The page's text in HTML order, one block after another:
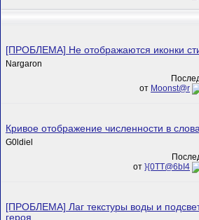
[ПРОБЛЕМА] Не отображаются иконки
Nargaron
от Mооnst@r
Кривое отображение численности в
G0ldiel
от }{0TT@6bI4
[ПРОБЛЕМА] Лаг текстуры воды и
героя